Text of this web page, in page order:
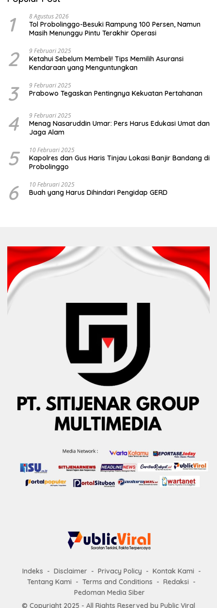
1 8 Agustus 2026
Tol Probolinggo-Besuki Rampung 100 Persen, Namun
Masih Menunggu Pintu Terakhir Operasi
2 9 Februari 2025
Ketahui Sebelum Membeli! Tips Memilih Asuransi
Kendaraan yang Menguntungkan
3 9 Februari 2025
Prabowo Tegaskan Pentingnya Kekuatan Pertahanan
4 9 Februari 2025
Menag Nasaruddin Umar: Pers Harus Edukasi Umat dan
Jaga Alam
5 10 Februari 2025
Kapolres dan Gus Haris Tinjau Lokasi Banjir Bandang di
Probolinggo
6 10 Februari 2025
Buah yang Harus Dihindari Pengidap GERD
Indeks Disclaimer Privacy Policy
Kontak Kami
Tentang Kami
Terms and Conditions
Redaksi
Pedoman Media Siber
© Copyright 2025 - All Rights Reserved by Public Viral